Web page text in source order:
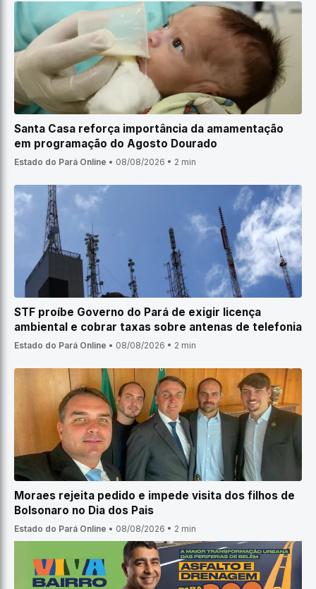
Santa Casa reforça importância da amamentação
em programação do Agosto Dourado
Estado do Pará Online • 08/08/2026 • 2 min
STF proíbe Governo do Pará de exigir licença
ambiental e cobrar taxas sobre antenas de telefonia
Estado do Pará Online • 08/08/2026 • 2 min
Moraes rejeita pedido e impede visita dos filhos de
Bolsonaro no Dia dos Pais
Estado do Pará Online • 08/08/2026 • 2 min